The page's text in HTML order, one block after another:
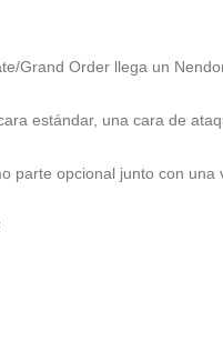
Grand Order llega un
estándar, una cara de
parte opcional junto con